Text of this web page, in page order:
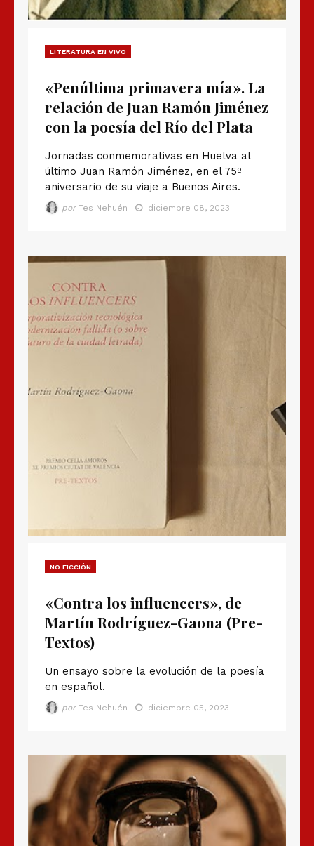
LITERATURA EN VIVO
«Penúltima primavera mía». La
relación de Juan Ramón Jiménez
con la poesía del Río del Plata
Jornadas conmemorativas en Huelva al
último Juan Ramón Jiménez, en el 75º
aniversario de su viaje a Buenos Aires.
por Tes Nehuén diciembre 08, 2023
NO FICCIÓN
«Contra los influencers», de
Martín Rodríguez-Gaona (Pre-
Textos)
Un ensayo sobre la evolución de la poesía
en español.
por Tes Nehuén diciembre 05, 2023